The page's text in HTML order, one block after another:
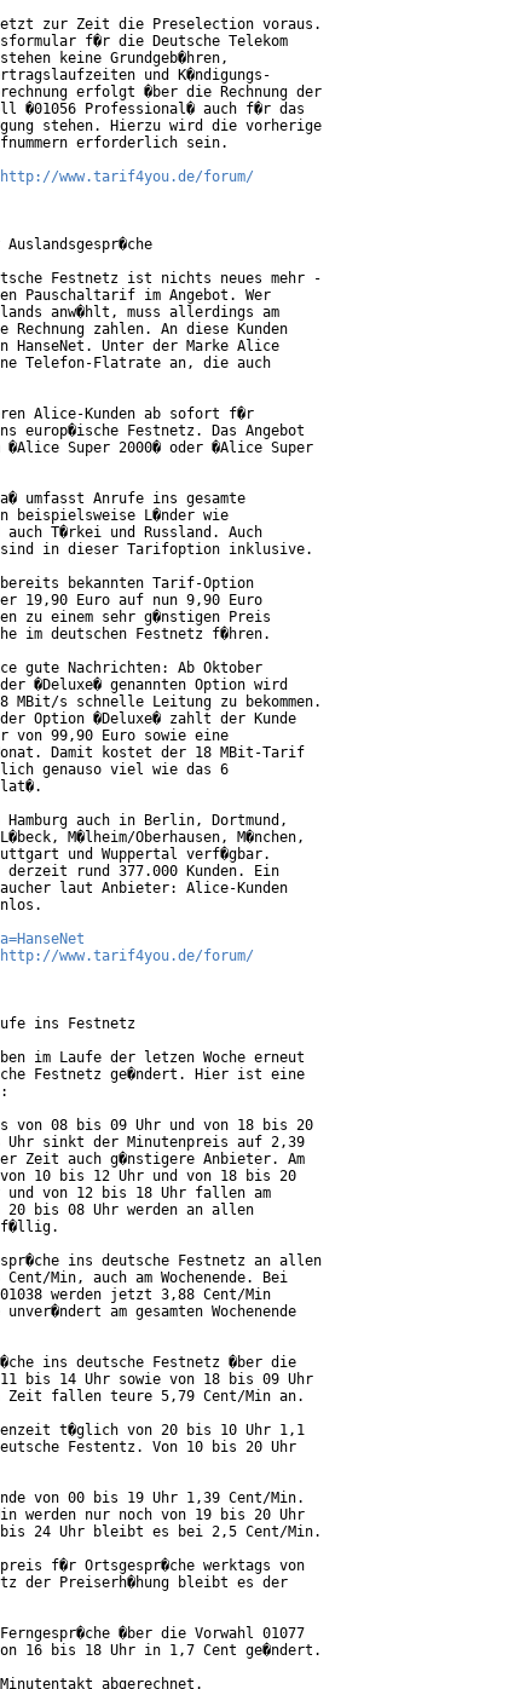
zur Zeit die Preselection voraus.
f�r die Deutsche Telekom
keine Grundgeb�hren,
und K�ndigungs-
erfolgt �ber die Rechnung der
�01056 Professional� auch f�r das
stehen. Hierzu wird die vorherige
erforderlich sein.
http://www.tarif4you.de/forum/
Festnetz ist nichts neues mehr -
Pauschaltarif im Angebot. Wer
anw�hlt, muss allerdings am
zahlen. An diese Kunden
HanseNet. Unter der Marke Alice
Telefon-Flatrate an, die auch
Alice-Kunden ab sofort f�r
europ�ische Festnetz. Das Angebot
Super 2000� oder �Alice Super
umfasst Anrufe ins gesamte
beispielsweise L�nder wie
T�rkei und Russland. Auch
sind in dieser Tarifoption inklusive.
bekannten Tarif-Option
19,90 Euro auf nun 9,90 Euro
zu einem sehr g�nstigen Preis
im deutschen Festnetz f�hren.
gute Nachrichten: Ab Oktober
�Deluxe� genannten Option wird
s schnelle Leitung zu bekommen.
Option �Deluxe� zahlt der Kunde
von 99,90 Euro sowie eine
Damit kostet der 18 MBit-Tarif
genauso viel wie das 6
flat�.
auch in Berlin, Dortmund,
M�lheim/Oberhausen, M�nchen,
und Wuppertal verf�gbar.
derzeit rund 377.000 Kunden. Ein
laut Anbieter: Alice-Kunden
http://www.tarif4you.de/forum/
ins Festnetz
im Laufe der letzen Woche erneut
Festnetz ge�ndert. Hier ist eine
von 08 bis 09 Uhr und von 18 bis 20
Uhr sinkt der Minutenpreis auf 2,39
Zeit auch g�nstigere Anbieter. Am
von 10 bis 12 Uhr und von 18 bis 20
und von 12 bis 18 Uhr fallen am
20 bis 08 Uhr werden an allen
f�llig.
ins deutsche Festnetz an allen
Min, auch am Wochenende. Bei
werden jetzt 3,88 Cent/Min
am gesamten Wochenende
ins deutsche Festnetz �ber die
bis 14 Uhr sowie von 18 bis 09 Uhr
fallen teure 5,79 Cent/Min an.
t�glich von 20 bis 10 Uhr 1,1
Festentz. Von 10 bis 20 Uhr
von 00 bis 19 Uhr 1,39 Cent/Min.
werden nur noch von 19 bis 20 Uhr
bis 24 Uhr bleibt es bei 2,5 Cent/Min.
f�r Ortsgespr�che werktags von
der Preiserh�hung bleibt es der
�ber die Vorwahl 01077
16 bis 18 Uhr in 1,7 Cent ge�ndert.
abgerechnet.